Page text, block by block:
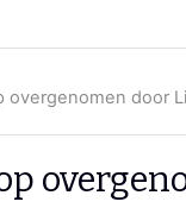
overgenomen door